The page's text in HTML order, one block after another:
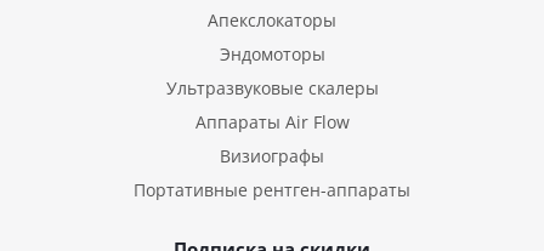
Апекслокаторы
Эндомоторы
Ультразвуковые скалеры
Аппараты Air Flow
Визиографы
Портативные рентген-аппараты